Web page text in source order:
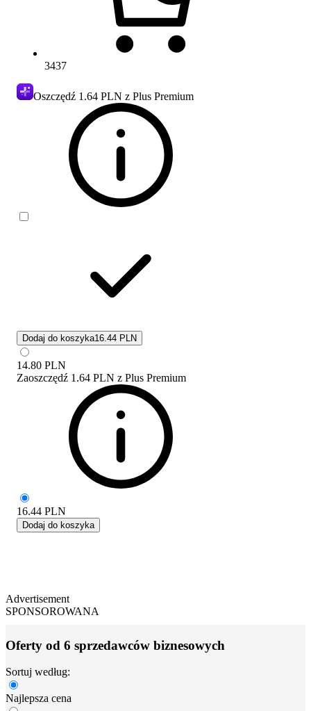
3437
Oszczędź 1.64 PLN z Plus Premium
Dodaj do koszyka16.44 PLN
14.80 PLN
Zaoszczędź 1.64 PLN z Plus Premium
16.44 PLN
Dodaj do koszyka
Advertisement
SPONSOROWANA
Oferty od 6 sprzedawców biznesowych
Sortuj według:
Najlepsza cena